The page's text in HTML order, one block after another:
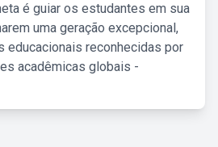
é guiar os estudantes em sua
uma geração excepcional,
educacionais reconhecidas por
acadêmicas globais -